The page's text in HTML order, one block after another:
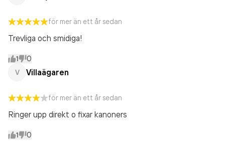
för mer än ett år sedan
Trevliga och smidiga!
1 0
V Villaägaren
för mer än ett år sedan
Ringer upp direkt o fixar kanoners
1 0